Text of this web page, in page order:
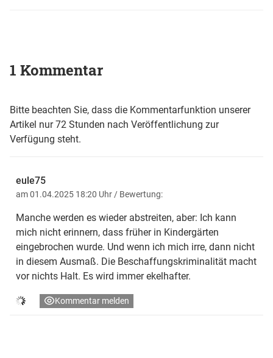
1 Kommentar
Bitte beachten Sie, dass die Kommentarfunktion unserer
Artikel nur 72 Stunden nach Veröffentlichung zur
Verfügung steht.
eule75
am 01.04.2025 18:20 Uhr / Bewertung:
Manche werden es wieder abstreiten, aber: Ich kann
mich nicht erinnern, dass früher in Kindergärten
eingebrochen wurde. Und wenn ich mich irre, dann nicht
in diesem Ausmaß. Die Beschaffungskriminalität macht
vor nichts Halt. Es wird immer ekelhafter.
Kommentar melden